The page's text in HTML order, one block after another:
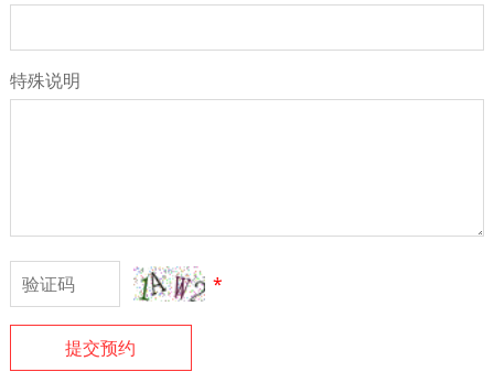
特殊说明
*
提交预约